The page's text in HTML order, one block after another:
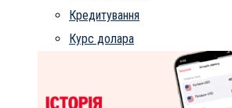
Кредитування
Курс долара